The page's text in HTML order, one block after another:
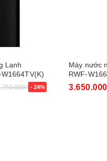
Lạnh
- 24%
Máy nước
RWF-